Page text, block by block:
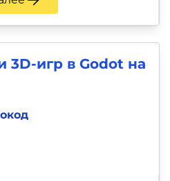
3D-игр в Godot на